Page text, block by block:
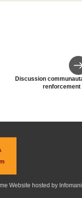
Discussion
renforcement
Website hosted by